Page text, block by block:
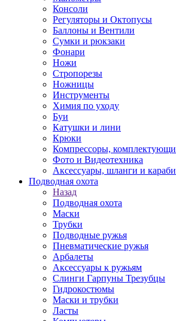
Консоли
Регуляторы и Октопусы
Баллоны и Вентили
Сумки и рюкзаки
Фонари
Ножи
Стропорезы
Ножницы
Инструменты
Химия по уходу
Буи
Катушки и лини
Крюки
Компрессоры,
Фото и Видеотехника
Аксессуары, шланги и
Подводная охота
Назад
Подводная охота
Маски
Трубки
Подводные ружья
Пневматические ружья
Арбалеты
Аксессуары к ружьям
Слинги Гарпуны Трезубцы
Гидрокостюмы
Маски и трубки
Ласты